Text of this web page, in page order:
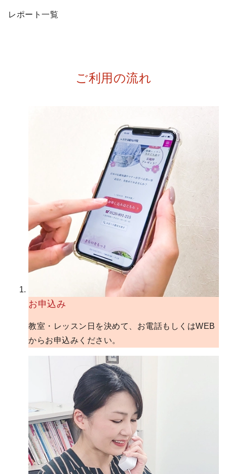
レポート一覧
ご利用の流れ
お申込み
教室・レッスン日を決めて、お電話もしくはWEB
からお申込みください。